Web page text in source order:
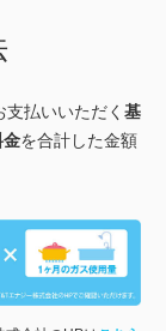
払いいただく 基
金を合計した金額